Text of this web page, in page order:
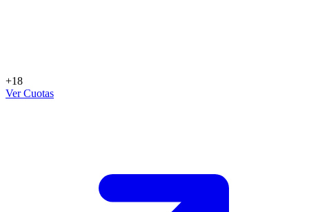
+18
Ver Cuotas